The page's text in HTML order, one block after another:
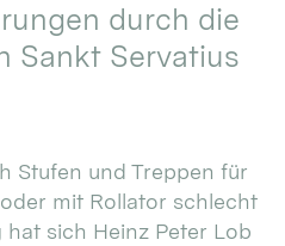
durch die
Sankt Servatius
Stufen und Treppen für
mit Rollator schlecht
sich Heinz Peter Lob